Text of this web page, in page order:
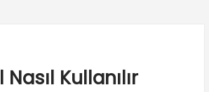
Kullanılır